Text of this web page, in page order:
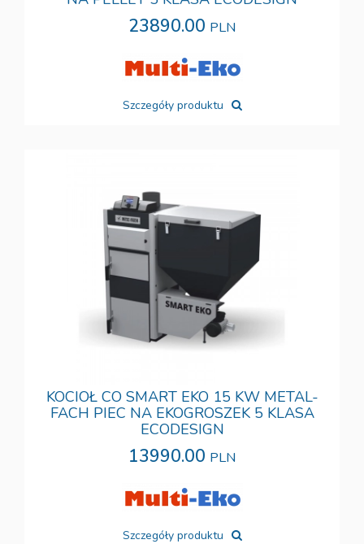
23890.00 PLN
Szczegóły produktu
KOCIOŁ CO SMART EKO 15 KW METAL-
FACH PIEC NA EKOGROSZEK 5 KLASA
ECODESIGN
13990.00 PLN
Szczegóły produktu